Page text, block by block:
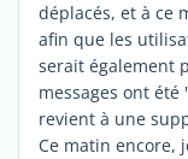
déplacés, et à ce
afin que les
serait également
messages ont
revient à une
Ce matin encore,